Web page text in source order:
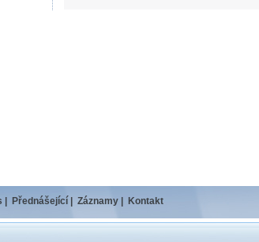
Přednášející Záznamy Kontakt